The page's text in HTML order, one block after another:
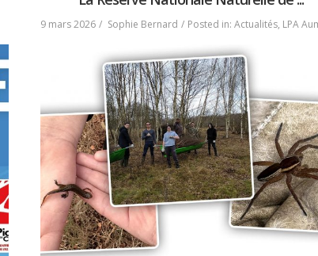
2026
2026
9 mars 2026 Sophie Bernard Posted in: Actualités, LPA